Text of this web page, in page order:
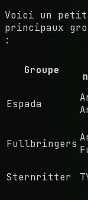
Voici un
principaux
:
Groupe
Espada
Fullbringers
Sternritter